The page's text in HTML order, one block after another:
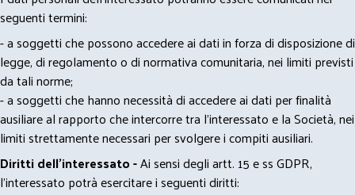
seguenti termini:
- a soggetti che possono accedere ai dati in forza di disposizione di
legge, di regolamento o di normativa comunitaria, nei limiti previsti
da tali norme;
- a soggetti che hanno necessità di accedere ai dati per finalità
ausiliare al rapporto che intercorre tra l’interessato e la Società, nei
limiti strettamente necessari per svolgere i compiti ausiliari.
Diritti dell’interessato -Ai sensi degli artt. 15 e ss GDPR,
l’interessato potrà esercitare i seguenti diritti: